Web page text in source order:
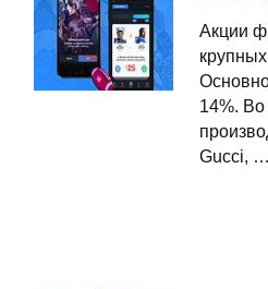
Акции
14%. Во
Gucci, …